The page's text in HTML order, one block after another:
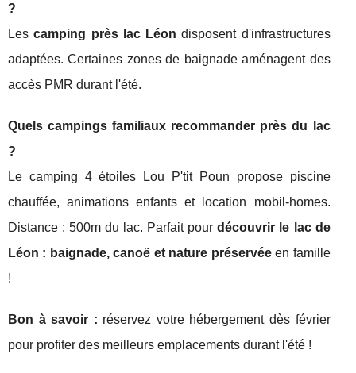
?
Lescamping près lac Léon disposent d'infrastructures
adaptées. Certaines zones de baignade aménagent des
accès PMR durant l'été.
Quels campings familiaux recommander près du lac
?
Le camping 4 étoiles Lou P'tit Poun propose piscine
chauffée, animations enfants et location mobil-homes.
Distance : 500m du lac. Parfait pourdécouvrir le lac de
Léon : baignade, canoë et nature préservéeen famille
!
Bon à savoir : réservez votre hébergement dès février
pour profiter des meilleurs emplacements durant l'été !